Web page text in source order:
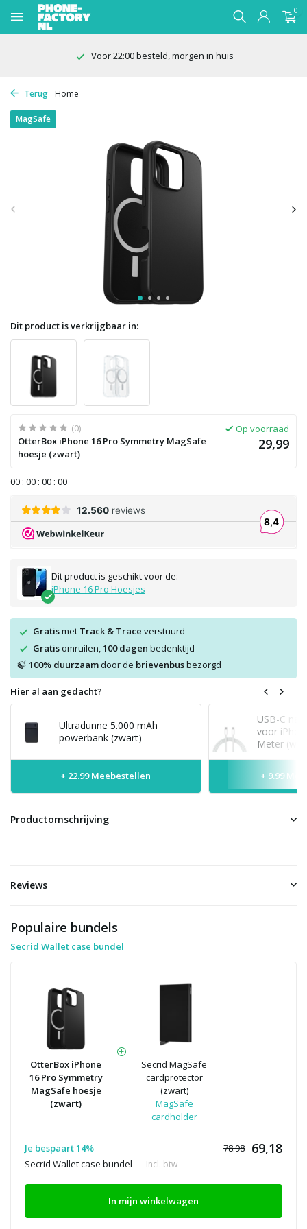
0
Voor 22:00 besteld, morgen in huis
Terug Home
MagSafe
Dit product is verkrijgbaar in:
(0)
OtterBox iPhone 16 Pro Symmetry MagSafe
hoesje (zwart)
Op voorraad
29,99
00 : 00 : 00 : 00
Dit product is geschikt voor de:
iPhone 16 Pro Hoesjes
Gratismet Track & Trace verstuurd
Gratisomruilen, 100 dagen bedenktijd
🍃 100% duurzaamdoor de brievenbusbezorgd
Hier al aan gedacht?
Ultradunne 5.000 mAh
powerbank (zwart)
+ 22.99 Meebestellen
USB-C
voor
Meter (wit)
+ 9.99
Productomschrijving
Reviews
Populaire bundels
Secrid Wallet case bundel
OtterBox iPhone
16 Pro Symmetry
MagSafe hoesje
(zwart)
Secrid MagSafe
cardprotector
(zwart)
MagSafe
cardholder
Je bespaart 14% 78.98 69,18
Secrid Wallet case bundel Incl. btw
In mijn winkelwagen